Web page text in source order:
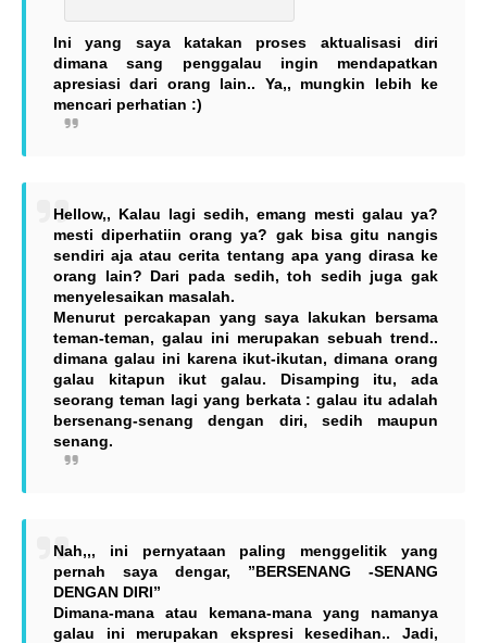
Ini yang saya katakan proses aktualisasi diri
dimana sang penggalau ingin mendapatkan
apresiasi dari orang lain.. Ya,, mungkin lebih ke
mencari perhatian :)
Hellow,, Kalau lagi sedih, emang mesti galau ya?
mesti diperhatiin orang ya? gak bisa gitu nangis
sendiri aja atau cerita tentang apa yang dirasa ke
orang lain? Dari pada sedih, toh sedih juga gak
menyelesaikan masalah.
Menurut percakapan yang saya lakukan bersama
teman-teman, galau ini merupakan sebuah trend..
dimana galau ini karena ikut-ikutan, dimana orang
galau kitapun ikut galau. Disamping itu, ada
seorang teman lagi yang berkata : galau itu adalah
bersenang-senang dengan diri, sedih maupun
senang.
Nah,,, ini pernyataan paling menggelitik yang
pernah saya dengar, ”BERSENANG -SENANG
DENGAN DIRI”
Dimana-mana atau kemana-mana yang namanya
galau ini merupakan ekspresi kesedihan.. Jadi,